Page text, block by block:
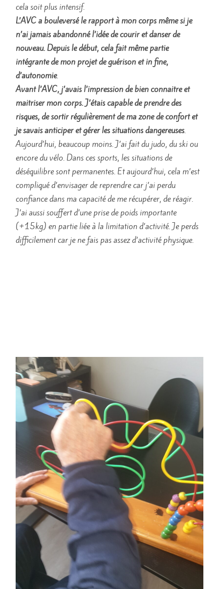
cela soit plus intensif.
L’AVC a bouleversé le rapport à mon corps même si je
n’ai jamais abandonné l’idée de courir et danser de
nouveau. Depuis le début, cela fait même partie
intégrante de mon projet de guérison et in fine,
d’autonomie.
Avant l’AVC, j’avais l’impression de bien connaitre et
maitriser mon corps. J’étais capable de prendre des
risques, de sortir régulièrement de ma zone de confort et
je savais anticiper et gérer les situations dangereuses.
Aujourd’hui, beaucoup moins. J’ai fait du judo, du ski ou
encore du vélo. Dans ces sports, les situations de
déséquilibre sont permanentes. Et aujourd’hui, cela m’est
compliqué d’envisager de reprendre car j’ai perdu
confiance dans ma capacité de me récupérer, de réagir.
J’ai aussi souffert d’une prise de poids importante
(+15kg) en partie liée à la limitation d’activité. Je perds
difficilement car je ne fais pas assez d’activité physique.